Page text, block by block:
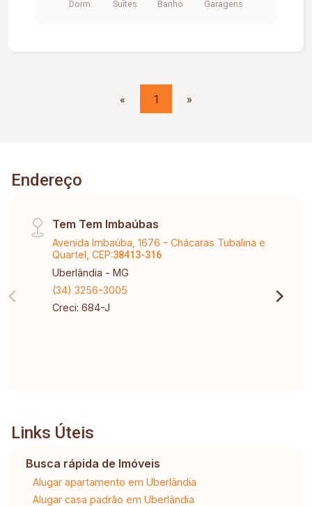
externa 4 vagas de garagem, sendo duas coberta
Dorm. Suítes Banho Garagens
« 1 »
Endereço
Tem Tem Imbaúbas
Avenida Imbaúba, 1676 - Chácaras Tubalina e
Quartel, CEP:38413-316
Uberlândia - MG
(34) 3256-3005
Creci: 684-J
Links Úteis
Busca rápida de Imóveis
Alugar apartamento em Uberlândia
Alugar casa padrão em Uberlândia